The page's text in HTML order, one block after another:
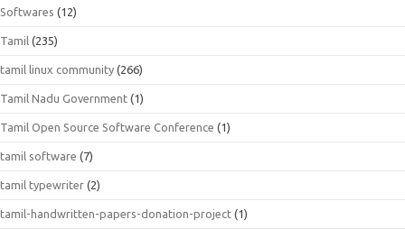
Softwares (12)
Tamil (235)
tamil linux community (266)
Tamil Nadu Government (1)
Tamil Open Source Software Conference (1)
tamil software (7)
tamil typewriter (2)
tamil-handwritten-papers-donation-project (1)